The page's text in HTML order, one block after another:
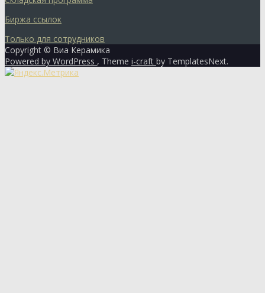
Биржа ссылок
Только для сотрудников
Copyright © Виа Керамика
Powered by WordPress , Theme i-craft by TemplatesNext.